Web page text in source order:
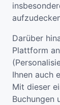
Darüber
Plattform
Ihnen auch
Mit dieser
Buchungen